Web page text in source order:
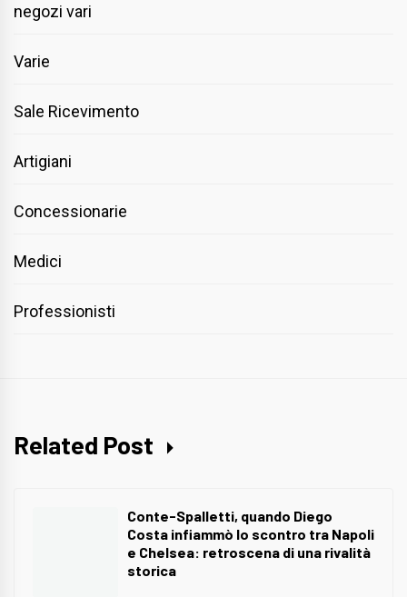
negozi vari
Varie
Sale Ricevimento
Artigiani
Concessionarie
Medici
Professionisti
Related Post
Conte-Spalletti, quando Diego
Costa infiammò lo scontro tra Napoli
e Chelsea: retroscena di una rivalità
storica